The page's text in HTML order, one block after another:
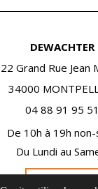
DEWACHTER
22 Grand Rue Jean
34000
04 88 91 95 51
De 10h à 19h
Du Lundi au